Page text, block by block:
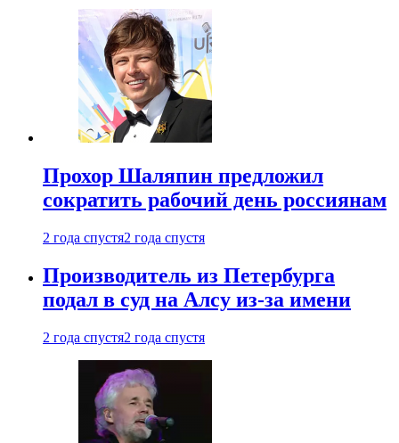
Прохор Шаляпин предложил
сократить рабочий день россиянам
2 года спустя2 года спустя
Производитель из Петербурга
подал в суд на Алсу из-за имени
2 года спустя2 года спустя